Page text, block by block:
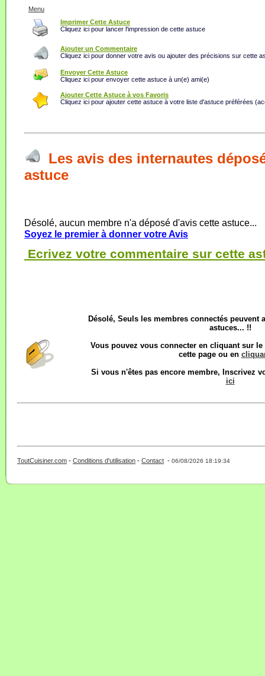
Menu
Imprimer Cette Astuce
Cliquez ici pour lancer l'impression de cette astuce
Ajouter un Commentaire
Cliquez ici pour donner votre avis ou ajouter des précisions sur cette
Envoyer Cette Astuce
Cliquez ici pour envoyer cette astuce à un(e) ami(e)
Ajouter Cette Astuce à vos Favoris
Cliquez ici pour ajouter cette astuce à votre liste d'astuce préférées
Les avis des internautes
astuce
Désolé, aucun membre n'a déposé d'avis cette astuce...
Soyez le premier à donner votre Avis
Ecrivez votre commentaire sur cette
Désolé, Seuls les membres connectés peuvent
astuces... !!
Vous pouvez vous connecter en cliquant sur
cette page ou en
Si vous n'êtes pas encore membre, Inscrivez
ici
ToutCuisiner.com - Conditions d'utilisation - Contact - 06/08/2026 18:19:34